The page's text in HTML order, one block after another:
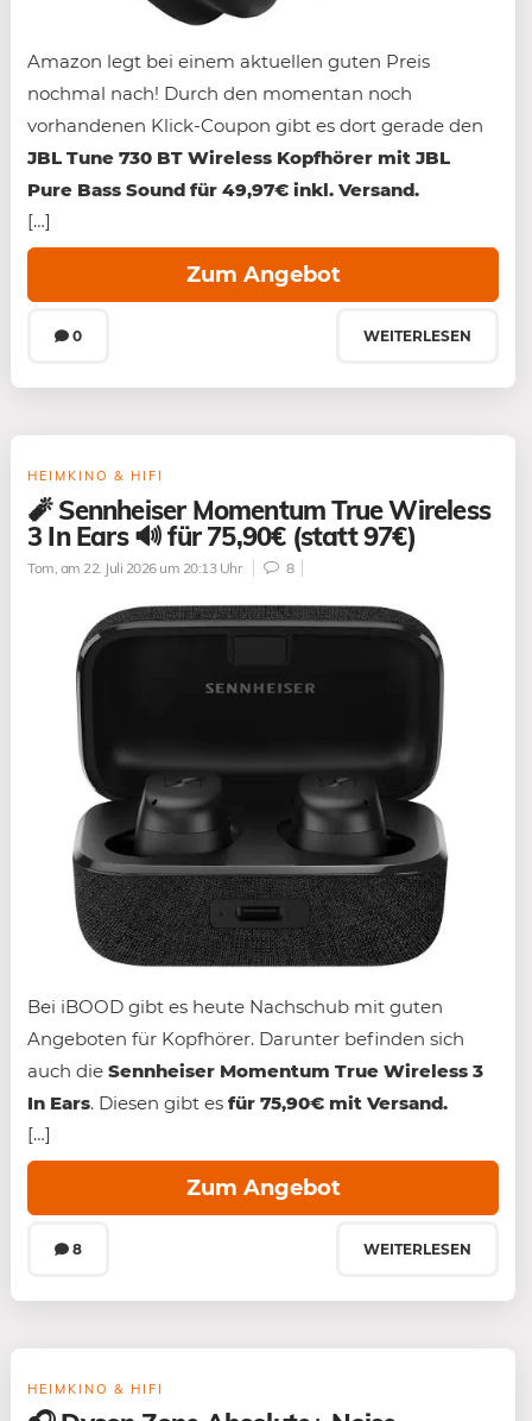
Amazon legt bei einem aktuellen guten Preis
nochmal nach! Durch den momentan noch
vorhandenen Klick-Coupon gibt es dort gerade den
JBL Tune 730 BT Wireless Kopfhörer mit JBL
Pure Bass Sound für 49,97€ inkl. Versand.
[…]
0
Zum Angebot
WEITERLESEN
HEIMKINO & HIFI
🧨 Sennheiser Momentum True Wireless
3 In Ears 🔊 für 75,90€ (statt 97€)
Tom, am 22. Juli 2026 um 20:13 Uhr 8
Bei iBOOD gibt es heute Nachschub mit guten
Angeboten für Kopfhörer. Darunter befinden sich
auch die Sennheiser Momentum True Wireless 3
In Ears. Diesen gibt es für 75,90€ mit Versand.
[…]
8
Zum Angebot
WEITERLESEN
HEIMKINO & HIFI